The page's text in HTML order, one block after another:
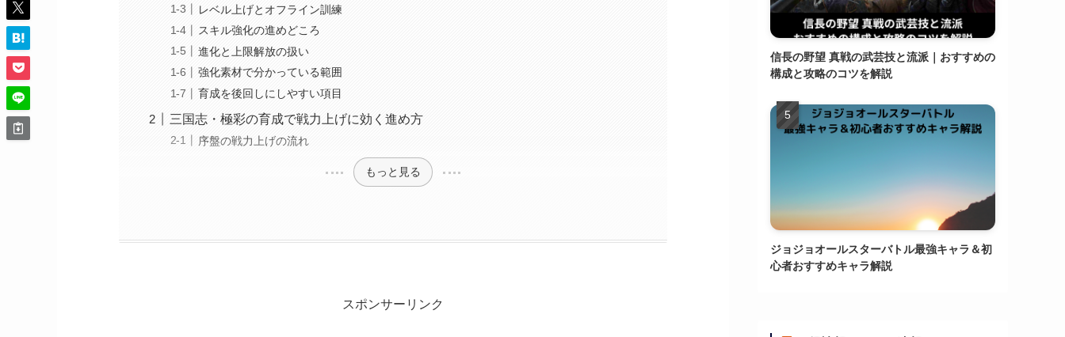
レベル上げとオフライン訓練
スキル強化の進めどころ
進化と上限解放の扱い
強化素材で分かっている範囲
育成を後回しにしやすい項目
三国志・極彩の育成で戦力上げに効く進め方
序盤の戦力上げの流れ
もっと見る
スポンサーリンク
信長の野望 真戦の武芸技と流派｜おすすめの
構成と攻略のコツを解説
ジョジョオールスターバトル最強キャラ＆初
心者おすすめキャラ解説